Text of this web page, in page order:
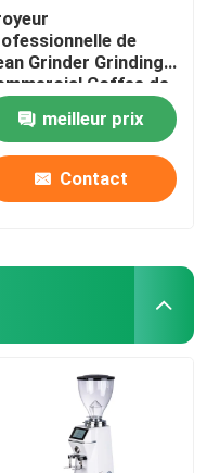
de
Grinder Grinding
Coffee de
d'expresso
meilleur prix
Contact